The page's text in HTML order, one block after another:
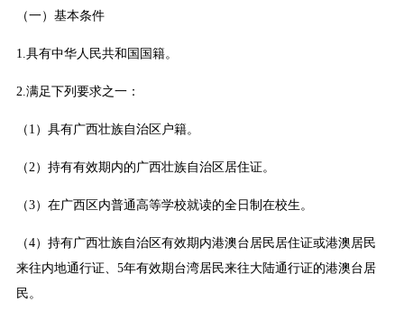
（一）基本条件
1.具有中华人民共和国国籍。
2.满足下列要求之一：
（1）具有广西壮族自治区户籍。
（2）持有有效期内的广西壮族自治区居住证。
（3）在广西区内普通高等学校就读的全日制在校生。
（4）持有广西壮族自治区有效期内港澳台居民居住证或港澳居民
来往内地通行证、5年有效期台湾居民来往大陆通行证的港澳台居
民。